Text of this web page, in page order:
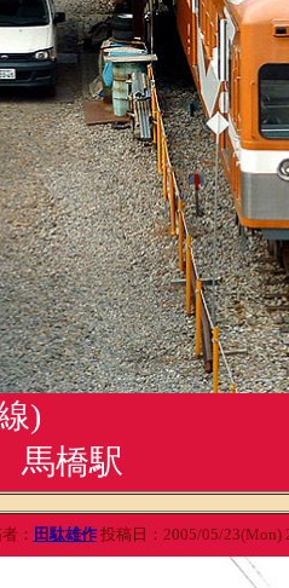
)
馬橋駅
： 田駄雄作投稿日：2005/05/23(Mon)